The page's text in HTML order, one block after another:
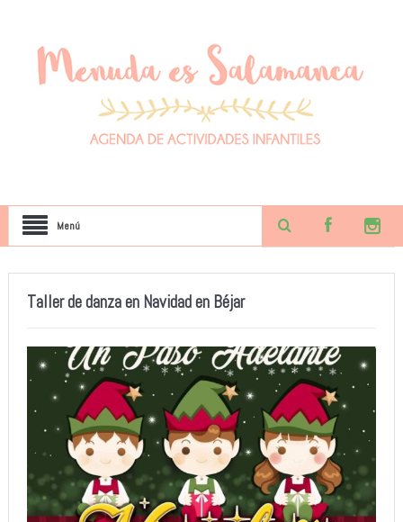
Menú
Taller de danza en Navidad en Béjar